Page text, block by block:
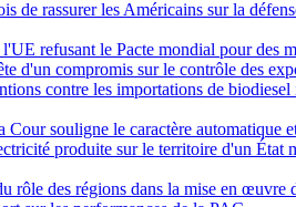
de rassurer les Américains sur la
refusant le Pacte mondial pour des
d'un compromis sur le contrôle des
contre les importations de
Cour souligne le caractère automatique
produite sur le territoire d'un État
rôle des régions dans la mise en œuvre